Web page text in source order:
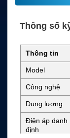
Thông số
Thông tin
Model
Công nghệ
Dung lượng
Điện áp danh
định